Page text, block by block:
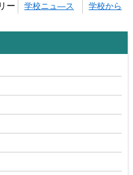
ー 学校ニュ―ス 学校から